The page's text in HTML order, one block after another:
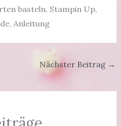
Nächster Beitrag →